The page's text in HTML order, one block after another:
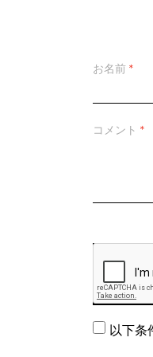
お名前
コメント
以下条